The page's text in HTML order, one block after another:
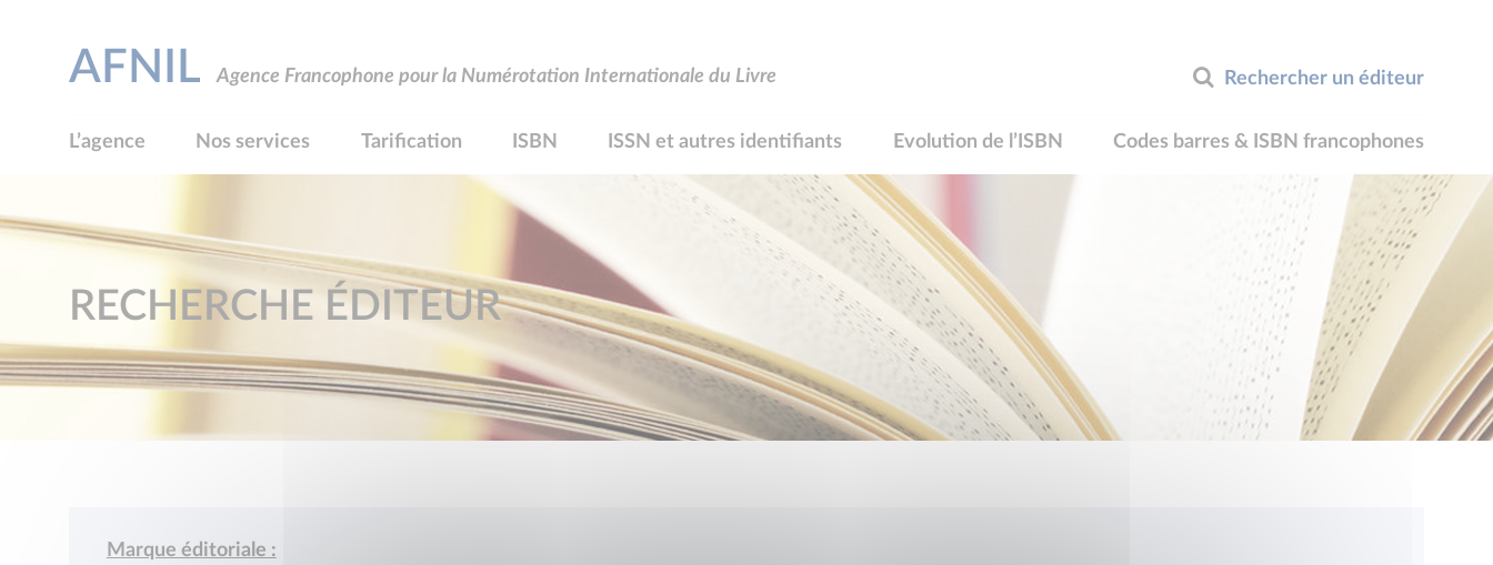
Rechercher un éditeur
AFNIL Agence Francophone pour la Numérotation Internationale du Livre
L’agence Nos services Tarification ISBN ISSN et autres identifiants Evolution de l’ISBN Codes barres & ISBN francophones
RECHERCHE ÉDITEUR
Marque éditoriale :